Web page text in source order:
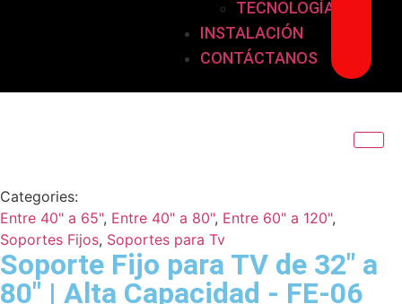
TECNOLOGÍA
INSTALACIÓN
CONTÁCTANOS
Categories:
Entre 40" a 65", Entre 40" a 80", Entre 60" a 120",
Soportes Fijos, Soportes para Tv
Soporte Fijo para TV de 32" a
80" | Alta Capacidad - FE-06